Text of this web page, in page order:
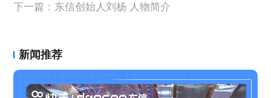
下一篇： 东信创始人刘杨 人物简介
新闻推荐